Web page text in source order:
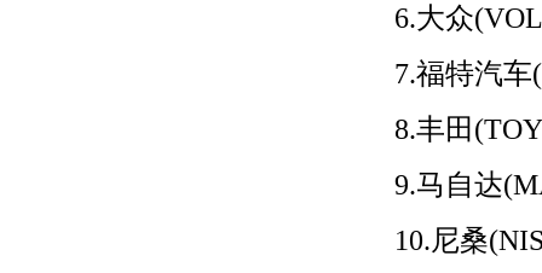
6.大众
7.福特汽车
8.丰田
9.马自达
10.尼桑